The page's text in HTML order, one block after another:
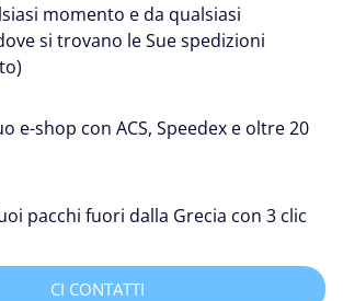
momento e da qualsiasi
si trovano le Sue spedizioni
e-shop con ACS, Speedex e oltre 20
pacchi fuori dalla Grecia con 3 clic
CI CONTATTI